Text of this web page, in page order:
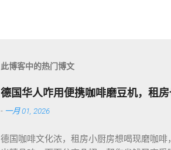
此博客中的热门博文
德国华人咋用便携咖啡磨豆机，租房
- 一月 01, 2026
德国咖啡文化浓，租房小厨房想喝现磨咖